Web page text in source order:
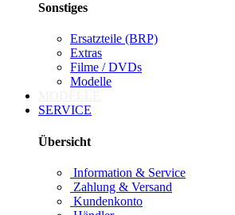
Sonstiges
Ersatzteile (BRP)
Extras
Filme / DVDs
Modelle
SERVICE
Übersicht
Information & Service
Zahlung & Versand
Kundenkonto